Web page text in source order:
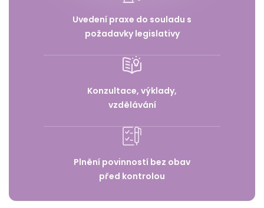
Uvedení praxe do souladu s
požadavky legislativy
Konzultace, výklady,
vzdělávání
Plnění povinností bez obav
před kontrolou